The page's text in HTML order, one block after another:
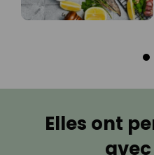
Elles ont
avec